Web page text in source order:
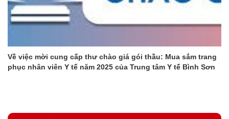
HƯỞNG ỨNG NGÀY SỨC KHỎE TÂM THẦN THẾ GIỚI
10/10/2025